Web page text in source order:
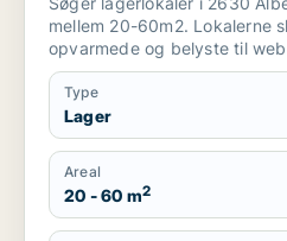
mellem 20-60m2. Lokalerne
opvarmede og belyste til
Type
Lager
Areal
20 - 60 m2